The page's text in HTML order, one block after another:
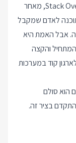
את התשובות לשאלות אלו לא תמצאו ב Stack Overflow, מאחר
לאדם שמקבל
. אבל האמת היא
והקצה
קוד במערכות
הוא סולם
בציר זה.